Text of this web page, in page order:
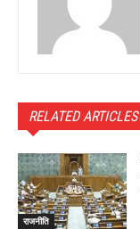
RELATED ARTICLES
राजनीति